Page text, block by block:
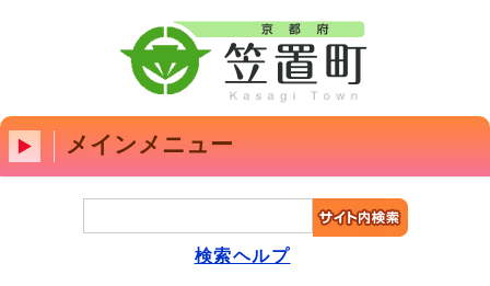
メインメニュー
検索ヘルプ